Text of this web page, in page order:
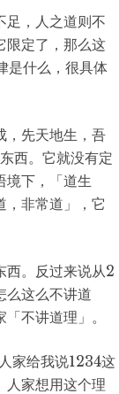
足，人之道则不
限定了，那么这
是什么，很具体
，先天地生，吾
西。它就没有定
境下，「道生
，非常道」，它
西。反过来说从2
么这么不讲道
不讲道理」。
家给我说1234这
人家想用这个理